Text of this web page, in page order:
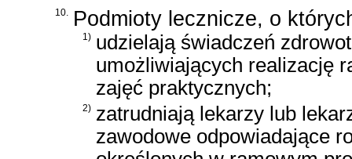
10. Podmioty lecznicze, o
1) udzielają świadczeń
umożliwiających realizację
zajęć praktycznych;
2) zatrudniają lekarzy lub
zawodowe odpowiadające